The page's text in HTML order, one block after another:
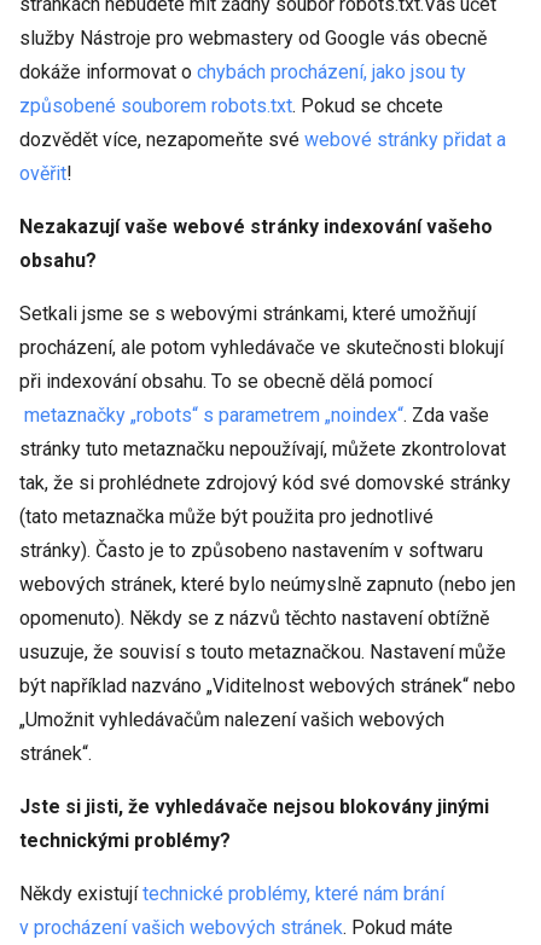
služby Nástroje pro webmastery od Google vás obecně
dokáže informovat o chybách procházení, jako jsou ty
způsobené souborem robots.txt. Pokud se chcete
dozvědět více, nezapomeňte své webové stránky přidat a
ověřit!
Nezakazují vaše webové stránky indexování vašeho
obsahu?
Setkali jsme se s webovými stránkami, které umožňují
procházení, ale potom vyhledávače ve skutečnosti blokují
při indexování obsahu. To se obecně dělá pomocí
metaznačky „robots“ s parametrem „noindex“. Zda vaše
stránky tuto metaznačku nepoužívají, můžete zkontrolovat
tak, že si prohlédnete zdrojový kód své domovské stránky
(tato metaznačka může být použita pro jednotlivé
stránky). Často je to způsobeno nastavením v softwaru
webových stránek, které bylo neúmyslně zapnuto (nebo jen
opomenuto). Někdy se z názvů těchto nastavení obtížně
usuzuje, že souvisí s touto metaznačkou. Nastavení může
být například nazváno „Viditelnost webových stránek“ nebo
„Umožnit vyhledávačům nalezení vašich webových
stránek“.
Jste si jisti, že vyhledávače nejsou blokovány jinými
technickými problémy?
Někdy existujítechnické problémy, které nám brání
v procházení vašich webových stránek. Pokud máte